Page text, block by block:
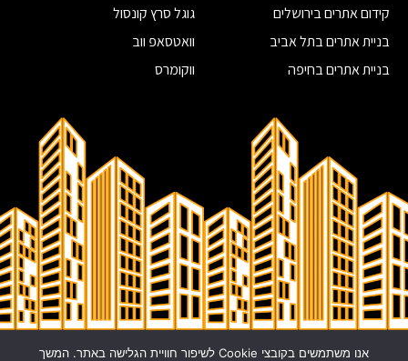
שיווק בפייסבוק
מדיה חברתית
שיווק דיגיטלי
קידום אתרים בירושלים
בניית אתרים בתל אביב
בניית אתרים בחיפה
בניית אתרים בראשון לציון
קידום אתרים בראשון לציון
גוגל סרץ קונסול
וואטסאפ ווב
ווקומרס
איך לבחור חברת אחסון אתרים
© כל הזכויות שמורות לחברת Site Webאנו משתמשים בקובצי Cookie לשיפור חוויית הגלישה באתר. המשך